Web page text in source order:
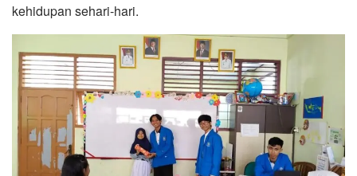
kehidupan sehari-hari.